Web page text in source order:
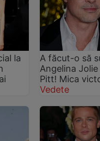
la
A făcut-o să
Angelina
Pitt! Mica
Vedete